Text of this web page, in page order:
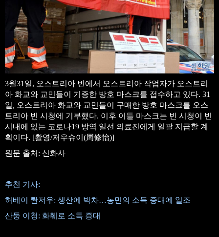
3월31일, 오스트리아 빈에서 오스트리아 작업자가 오스트리
아 화교와 교민들이 기증한 방호 마스크를 접수하고 있다. 31
일, 오스트리아 화교와 교민들이 구매한 방호 마스크를 오스
트리아 빈 시청에 기부했다. 이후 이들 마스크는 빈 시청이 빈
시내에 있는 코로나19 방역 일선 의료진에게 일괄 지급할 계
획이다. [촬영/저우슈이(周修怡)]
원문 출처: 신화사
추천 기사:
허베이 롼저우: 생산에 박차…농민의 소득 증대에 일조
산둥 이청: 화훼로 소득 증대